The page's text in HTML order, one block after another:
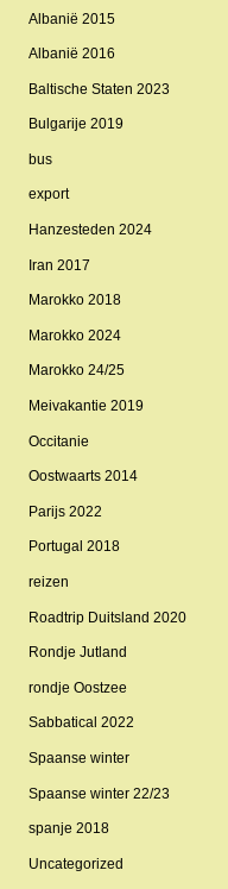
Albanië 2015
Albanië 2016
Baltische Staten 2023
Bulgarije 2019
bus
export
Hanzesteden 2024
Iran 2017
Marokko 2018
Marokko 2024
Marokko 24/25
Meivakantie 2019
Occitanie
Oostwaarts 2014
Parijs 2022
Portugal 2018
reizen
Roadtrip Duitsland 2020
Rondje Jutland
rondje Oostzee
Sabbatical 2022
Spaanse winter
Spaanse winter 22/23
spanje 2018
Uncategorized